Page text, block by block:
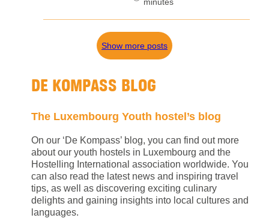
minutes
Show more posts
DE KOMPASS BLOG
The Luxembourg Youth hostel’s blog
On our ‘De Kompass’ blog, you can find out more
about our youth hostels in Luxembourg and the
Hostelling International association worldwide. You
can also read the latest news and inspiring travel
tips, as well as discovering exciting culinary
delights and gaining insights into local cultures and
languages.